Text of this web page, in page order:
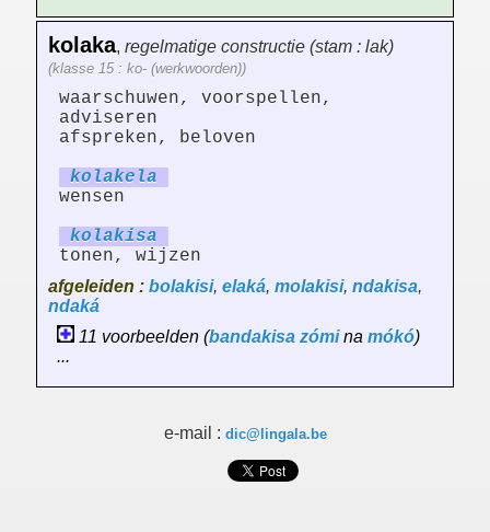
kolaka, regelmatige constructie (stam : lak)
(klasse 15 : ko- (werkwoorden))
waarschuwen, voorspellen,
adviseren
afspreken, beloven
kolakela
wensen
kolakisa
tonen, wijzen
afgeleiden : bolakisi, elaká, molakisi, ndakisa,
ndaká
11 voorbeelden (bandakisa zómina mókó)
...
e-mail : dic@lingala.be